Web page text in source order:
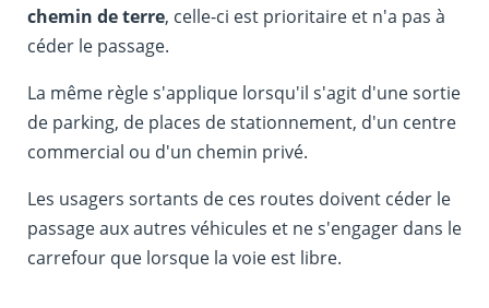
chemin de terre, celle-ci est prioritaire et n'a pas à
céder le passage.
La même règle s'applique lorsqu'il s'agit d'une sortie
de parking, de places de stationnement, d'un centre
commercial ou d'un chemin privé.
Les usagers sortants de ces routes doivent céder le
passage aux autres véhicules et ne s'engager dans le
carrefour que lorsque la voie est libre.